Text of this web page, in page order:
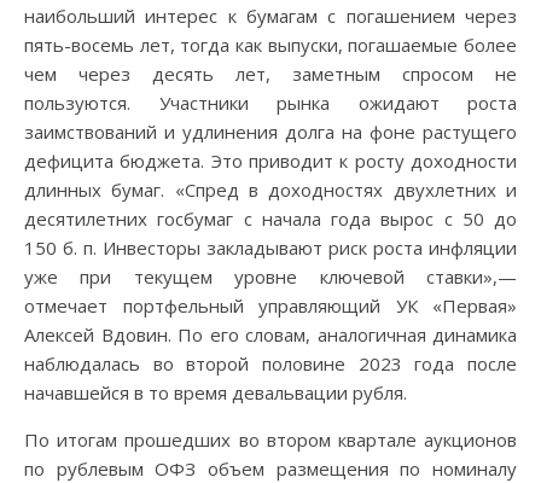
наибольший интерес к бумагам с погашением через
пять-восемь лет, тогда как выпуски, погашаемые более
чем через десять лет, заметным спросом не
пользуются. Участники рынка ожидают роста
заимствований и удлинения долга на фоне растущего
дефицита бюджета. Это приводит к росту доходности
длинных бумаг. «Спред в доходностях двухлетних и
десятилетних госбумаг с начала года вырос с 50 до
150 б. п. Инвесторы закладывают риск роста инфляции
уже при текущем уровне ключевой ставки»,—
отмечает портфельный управляющий УК «Первая»
Алексей Вдовин. По его словам, аналогичная динамика
наблюдалась во второй половине 2023 года после
начавшейся в то время девальвации рубля.
По итогам прошедших во втором квартале аукционов
по рублевым ОФЗ объем размещения по номиналу